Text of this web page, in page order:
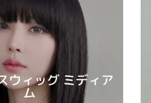
ウィッグ ミディア
ム